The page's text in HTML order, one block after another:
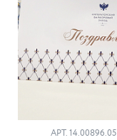
АРТ. 14.00896.05